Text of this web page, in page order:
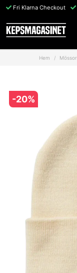
Fri Klarna Checkout
Hem Mössor
-20%